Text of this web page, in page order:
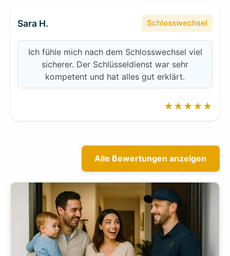
Sara H. Schlosswechsel
Ich fühle mich nach dem Schlosswechsel viel
sicherer. Der Schlüsseldienst war sehr
kompetent und hat alles gut erklärt.
★★★★★
Alle Bewertungen anzeigen